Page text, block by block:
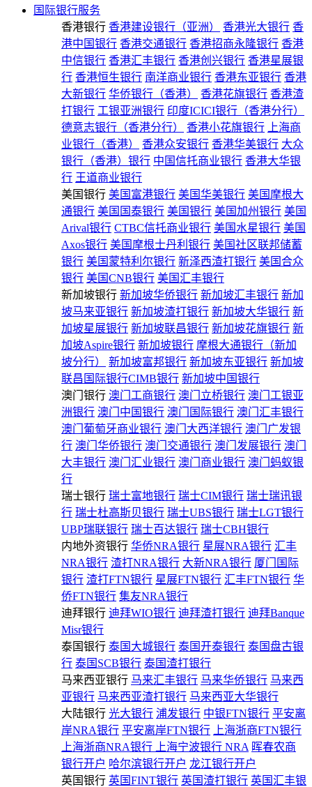
国际银行服务
香港银行 香港建设银行（亚洲） 香港光大银行 香
港中国银行 香港交通银行 香港招商永隆银行 香港
中信银行 香港汇丰银行 香港创兴银行 香港星展银
行 香港恒生银行 南洋商业银行 香港东亚银行 香港
大新银行 华侨银行（香港） 香港花旗银行 香港渣
打银行 工银亚洲银行 印度ICICI银行（香港分行）
德意志银行（香港分行）
香港小花旗银行
上海商
业银行（香港）
香港众安银行 香港华美银行 大众
银行（香港）银行 中国信托商业银行 香港大华银
行 王道商业银行
美国银行 美国富港银行 美国华美银行 美国摩根大
通银行 美国国泰银行 美国银行 美国加州银行 美国
Arival银行 CTBC信托商业银行 美国水星银行 美国
Axos银行 美国摩根士丹利银行 美国社区联邦储蓄
银行 美国蒙特利尔银行 新泽西渣打银行 美国合众
银行 美国CNB银行 美国汇丰银行
新加坡银行 新加坡华侨银行 新加坡汇丰银行 新加
坡马来亚银行 新加坡渣打银行 新加坡大华银行 新
加坡星展银行 新加坡联昌银行 新加坡花旗银行 新
加坡Aspire银行 新加坡银行 摩根大通银行（新加
坡分行）
新加坡富邦银行 新加坡东亚银行 新加坡
联昌国际银行CIMB银行 新加坡中国银行
澳门银行 澳门工商银行 澳门立桥银行 澳门工银亚
洲银行 澳门中国银行 澳门国际银行 澳门汇丰银行
澳门葡萄牙商业银行 澳门大西洋银行 澳门广发银
行 澳门华侨银行 澳门交通银行 澳门发展银行 澳门
大丰银行 澳门汇业银行 澳门商业银行 澳门蚂蚁银
行
瑞士银行 瑞士富地银行 瑞士CIM银行 瑞士瑞讯银
行 瑞士杜高斯贝银行 瑞士UBS银行 瑞士LGT银行
UBP瑞联银行 瑞士百达银行 瑞士CBH银行
内地外资银行 华侨NRA银行 星展NRA银行 汇丰
NRA银行 渣打NRA银行 大新NRA银行 厦门国际
银行 渣打FTN银行 星展FTN银行 汇丰FTN银行 华
侨FTN银行 集友NRA银行
迪拜银行 迪拜WIO银行 迪拜渣打银行 迪拜Banque
Misr银行
泰国银行 泰国大城银行 泰国开泰银行 泰国盘古银
行 泰国SCB银行 泰国渣打银行
马来西亚银行 马来汇丰银行 马来华侨银行 马来西
亚银行 马来西亚渣打银行 马来西亚大华银行
大陆银行 光大银行 浦发银行 中银FTN银行 平安离
岸NRA银行 平安离岸FTN银行
上海浙商FTN银行
上海浙商NRA银行
上海宁波银行 NRA 晖春农商
银行开户 哈尔滨银行开户 龙江银行开户
英国银行 英国FINT银行 英国渣打银行 英国汇丰银